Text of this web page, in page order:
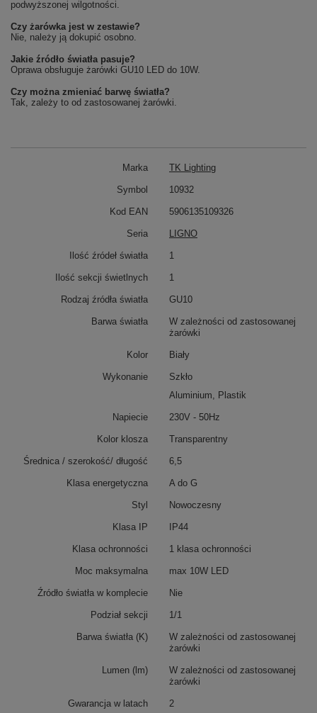
podwyższonej wilgotności.
Czy żarówka jest w zestawie?
Nie, należy ją dokupić osobno.
Jakie źródło światła pasuje?
Oprawa obsługuje żarówki GU10 LED do 10W.
Czy można zmieniać barwę światła?
Tak, zależy to od zastosowanej żarówki.
Marka TK Lighting
Symbol 10932
Kod EAN 5906135109326
Seria LIGNO
Ilość źródeł światła 1
Ilość sekcji świetlnych 1
Rodzaj źródła światła GU10
Barwa światła
W zależności od zastosowanej
żarówki
Kolor Biały
Wykonanie
Szkło
Aluminium, Plastik
Napiecie 230V - 50Hz
Kolor klosza Transparentny
Średnica / szerokość/ długość 6,5
Klasa energetyczna A do G
Styl Nowoczesny
Klasa IP IP44
Klasa ochronności 1 klasa ochronności
Moc maksymalna max 10W LED
Źródło światła w komplecie Nie
Podział sekcji 1/1
Barwa światła (K)
W zależności od zastosowanej
żarówki
Lumen (lm)
W zależności od zastosowanej
żarówki
Gwarancja w latach 2